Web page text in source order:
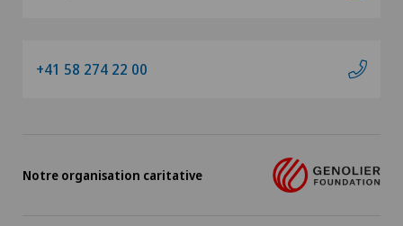
+41 58 274 22 00
Notre organisation caritative